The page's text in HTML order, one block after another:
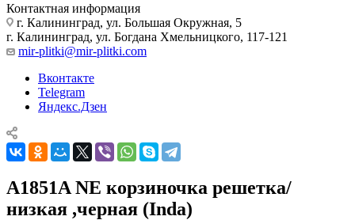
Контактная информация
г. Калининград, ул. Большая Окружная, 5
г. Калининград, ул. Богдана Хмельницкого, 117-121
mir-plitki@mir-plitki.com
Вконтакте
Telegram
Яндекс.Дзен
A1851A NE корзиночка решетка/
низкая ,черная (Inda)